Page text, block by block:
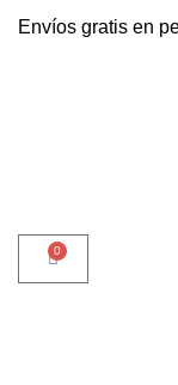
Envíos gratis en
0